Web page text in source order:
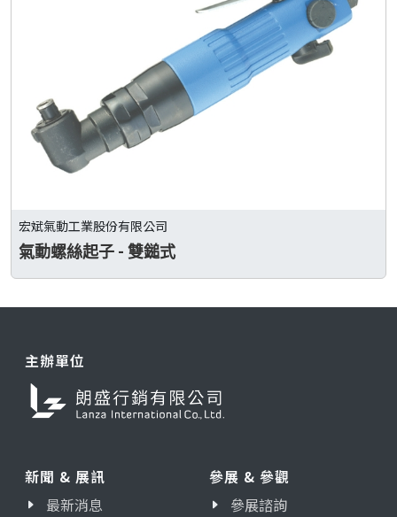
宏斌氣動工業股份有限公司
氣動螺絲起子 - 雙鎚式
主辦單位
新聞 & 展訊
最新消息
參展 & 參觀
參展諮詢